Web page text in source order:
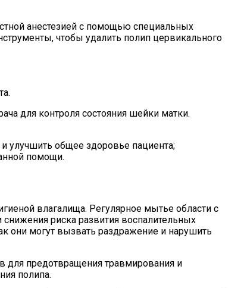
анестезией с помощью специальных
чтобы удалить полип цервикального
для контроля состояния шейки матки.
улучшить общее здоровье пациента;
помощи.
влагалища. Регулярное мытье области с
риска развития воспалительных
они могут вызвать раздражение и нарушить
для предотвращения травмирования и
полипа.